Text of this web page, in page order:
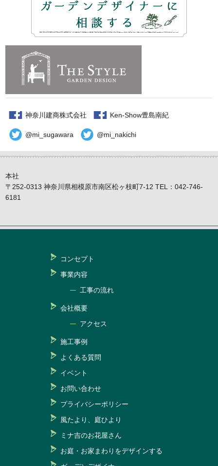
神奈川建商株式会社 Ken-Show豊島南紀
@mi_sugawara @mi_nakichi
本社
〒252-0313 神奈川県相模原市南区松ヶ枝町7-12 TEL：042-746-
6181
コンセプト
事業内容
工事の流れ
会社概要
アクセス
施工事例
よくある質問
イベント
お問い合わせ
プライバシーポリシー
風たより、庭ひより
ミナ吉のお花屋さん
お庭・お家まわりをデザインする